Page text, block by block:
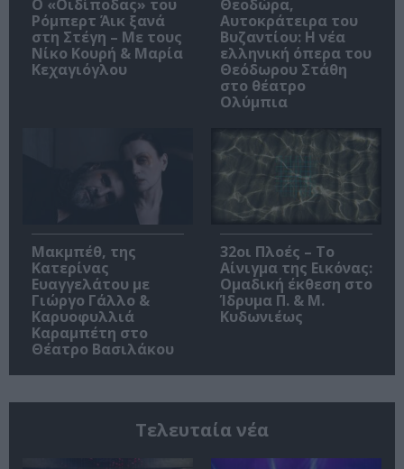
O «Οιδίποδας» του
Ρόμπερτ Άικ ξανά
στη Στέγη – Με τους
Νίκο Κουρή & Μαρία
Κεχαγιόγλου
Θεοδώρα,
Αυτοκράτειρα του
Βυζαντίου: Η νέα
ελληνική όπερα του
Θεόδωρου Στάθη
στο θέατρο
Ολύμπια
Μακμπέθ, της
Κατερίνας
Ευαγγελάτου με
Γιώργο Γάλλο &
Καρυοφυλλιά
Καραμπέτη στο
Θέατρο Βασιλάκου
32οι Πλοές – Το
Αίνιγμα της Εικόνας:
Ομαδική έκθεση στο
Ίδρυμα Π. & Μ.
Κυδωνιέως
Τελευταία νέα